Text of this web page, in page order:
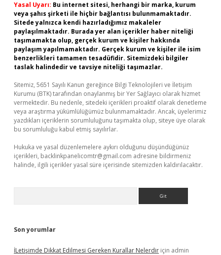
Yasal Uyarı: Bu internet sitesi, herhangi bir marka, kurum
veya şahıs şirketi ile hiçbir bağlantısı bulunmamaktadır.
Sitede yalnızca kendi hazırladığımız makaleler
paylaşılmaktadır. Burada yer alan içerikler haber niteliği
taşımamakta olup, gerçek kurum ve kişiler hakkında
paylaşım yapılmamaktadır. Gerçek kurum ve kişiler ile isim
benzerlikleri tamamen tesadüfidir. Sitemizdeki bilgiler
taslak halindedir ve tavsiye niteliği taşımazlar.
Sitemiz, 5651 Sayılı Kanun gereğince Bilgi Teknolojileri ve İletişim
Kurumu (BTK) tarafından onaylanmış bir Yer Sağlayıcı olarak hizmet
vermektedir. Bu nedenle, sitedeki içerikleri proaktif olarak denetleme
veya araştırma yükümlülüğümüz bulunmamaktadır. Ancak, üyelerimiz
yazdıkları içeriklerin sorumluluğunu taşımakta olup, siteye üye olarak
bu sorumluluğu kabul etmiş sayılırlar.
Hukuka ve yasal düzenlemelere aykırı olduğunu düşündüğünüz
içerikleri, backlinkpanelicomtr@gmail.com adresine bildirmeniz
halinde, ilgili içerikler yasal süre içerisinde sitemizden kaldırılacaktır.
Son yorumlar
İLetişimde Dikkat Edilmesi Gereken Kurallar Nelerdir için admin